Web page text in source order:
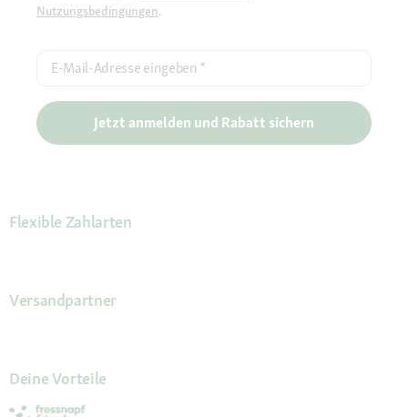
Nutzungsbedingungen.
E-Mail-Adresse eingeben *
Jetzt anmelden und Rabatt sichern
Flexible Zahlarten
Versandpartner
Deine Vorteile